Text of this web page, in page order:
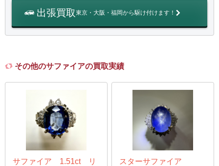
出張買取東京・大阪・福岡から駆け付けます！
その他のサファイアの買取実績
サファイア 1.51ct リ
スターサファイア